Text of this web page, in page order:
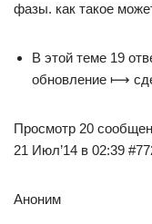
фазы. как такое
В этой теме 19
обновление ⟼
Просмотр 20
21 Июл’14 в 02:39
Аноним